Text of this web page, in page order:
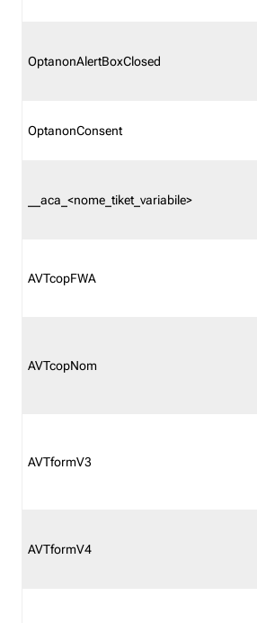
OptanonAlertBoxClosed
OptanonConsent
__aca_<nome_tiket_variabile>
AVTcopFWA
AVTcopNom
AVTformV3
AVTformV4